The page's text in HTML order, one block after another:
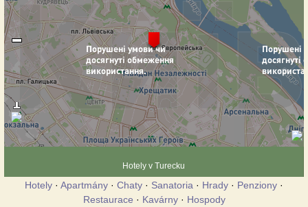
Hotely v Turecku
Hotely · Apartmány · Chaty · Sanatoria · Hrady · Penziony ·
Restaurace · Kavárny· Hospody